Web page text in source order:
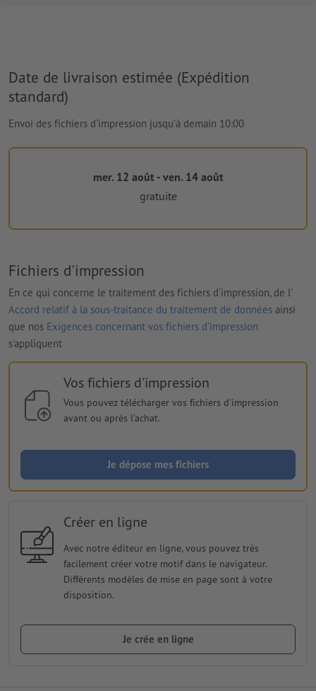
Date de livraison estimée (Expédition
standard)
Envoi des fichiers d'impression jusqu'à demain 10:00
mer. 12 août - ven. 14 août
gratuite
Fichiers d'impression
En ce qui concerne le traitement des fichiers d'impression, de l'
Accord relatif à la sous-traitance du traitement de données ainsi
que nos Exigences concernant vos fichiers d'impression
s'appliquent
Vos fichiers d'impression
Vous pouvez télécharger vos fichiers d'impression
avant ou après l'achat.
Je dépose mes fichiers
Créer en ligne
Avec notre éditeur en ligne, vous pouvez très
facilement créer votre motif dans le navigateur.
Différents modèles de mise en page sont à votre
disposition.
Je crée en ligne